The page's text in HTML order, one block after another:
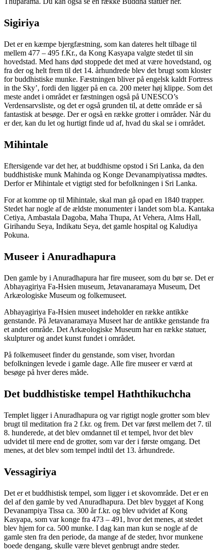
Sigiriya
Det er en kæmpe bjergfæstning, som kan dateres helt tilbage til
mellem 477 – 495 f.Kr., da Kong Kasyapa valgte stedet til sin
hovedstad. Med hans død stoppede det med at være hovedstand, og
fra der og helt frem til det 14. århundrede blev det brugt som kloster
for buddhistiske munke. Fæstningen bliver på engelsk kaldt Fortress
in the Sky’, fordi den ligger på en ca. 200 meter høj klippe. Som det
meste andet i området er fæstningen også på UNESCO’s
Verdensarvsliste, og det er også grunden til, at dette område er så
fantastisk at besøge. Der er også en række grotter i områder. Når du
er der, kan du let og hurtigt finde ud af, hvad du skal se i området.
Mihintale
Eftersigende var det her, at buddhisme opstod i Sri Lanka, da den
buddhistiske munk Mahinda og Konge Devanampiyatissa mødtes.
Derfor er Mihintale et vigtigt sted for befolkningen i Sri Lanka.
For at komme op til Mihintale, skal man gå opad en 1840 trapper.
Stedet har nogle af de ældste monumenter i landet som bl.a. Kantaka
Cetiya, Ambastala Dagoba, Maha Thupa, At Vehera, Alms Hall,
Girihandu Seya, Indikatu Seya, det gamle hospital og Kaludiya
Pokuna.
Museer i Anuradhapura
Den gamle by i Anuradhapura har fire museer, som du bør se. Det er
Abhayagiriya Fa-Hsien museum, Jetavanaramaya Museum, Det
Arkæologiske Museum og folkemuseet.
Abhayagiriya Fa-Hsien museet indeholder en række antikke
genstande. På Jetavanaramaya Museet har de antikke genstande fra
et andet område. Det Arkæologiske Museum har en række statuer,
skulpturer og andet kunst fundet i området.
På folkemuseet finder du genstande, som viser, hvordan
befolkningen levede i gamle dage. Alle fire museer er værd at
besøge på hver deres måde.
Det buddhistiske tempel Haththikuchcha
Templet ligger i Anuradhapura og var rigtigt nogle grotter som blev
brugt til meditation fra 2 f.kr. og frem. Det var først mellem det 7. til
8. hunderede, at det blev omdannet til et tempel, hvor det blev
udvidet til mere end de grotter, som var der i første omgang. Det
menes, at det blev som tempel indtil det 13. århundrede.
Vessagiriya
Det er et buddhistisk tempel, som ligger i et skovområde. Det er en
del af den gamle by ved Anuradhapura. Det blev bygget af Kong
Devanampiya Tissa ca. 300 år f.kr. og blev udvidet af Kong
Kasyapa, som var konge fra 473 – 491, hvor det menes, at stedet
blev hjem for ca. 500 munke. I dag kan man kun se nogle af de
gamle sten fra den periode, da mange af de steder, hvor munkene
boede dengang, skulle være blevet genbrugt andre steder.